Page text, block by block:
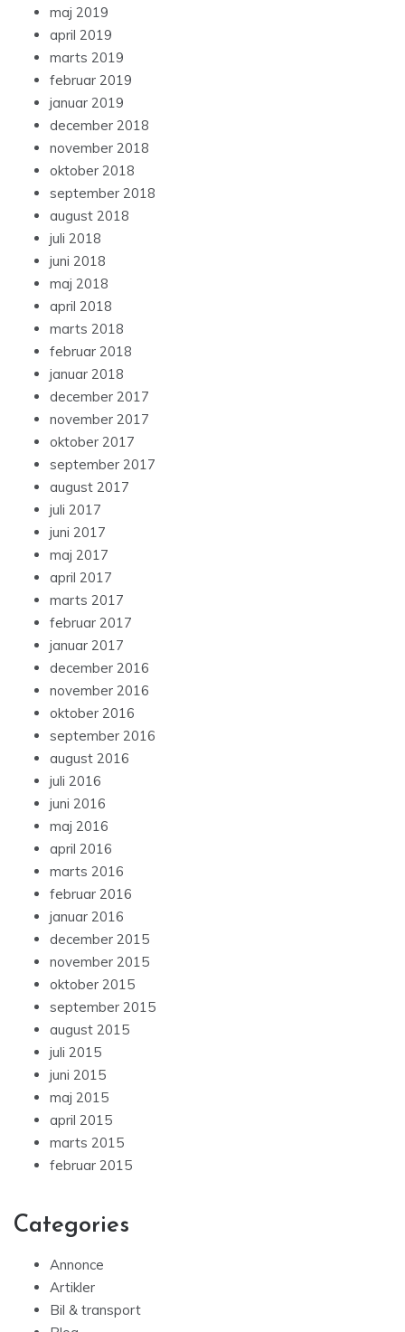
maj 2019
april 2019
marts 2019
februar 2019
januar 2019
december 2018
november 2018
oktober 2018
september 2018
august 2018
juli 2018
juni 2018
maj 2018
april 2018
marts 2018
februar 2018
januar 2018
december 2017
november 2017
oktober 2017
september 2017
august 2017
juli 2017
juni 2017
maj 2017
april 2017
marts 2017
februar 2017
januar 2017
december 2016
november 2016
oktober 2016
september 2016
august 2016
juli 2016
juni 2016
maj 2016
april 2016
marts 2016
februar 2016
januar 2016
december 2015
november 2015
oktober 2015
september 2015
august 2015
juli 2015
juni 2015
maj 2015
april 2015
marts 2015
februar 2015
Categories
Annonce
Artikler
Bil & transport